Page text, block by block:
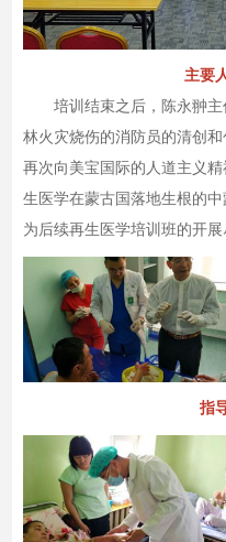
主要
培训结束之后，陈永翀主
林火灾烧伤的消防员的清创
再次向美宝国际的人道主义
生医学在蒙古国落地生根的
为后续再生医学培训班的开展
指